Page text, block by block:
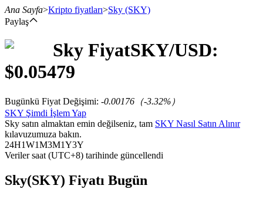
Vadeli İşlemler
USDT Vadeli İşlemleri
Ana Sayfa>Kripto fiyatları>Sky (SKY)
Paylaş
Sky FiyatSKY/USD:
$0.05479
Bugünkü Fiyat Değişimi: -0.00176 （-3.32%）
SKY Şimdi İşlem Yap
Sky satın almaktan emin değilseniz, tam SKY Nasıl Satın Alınır
kılavuzumuza bakın.
24H1W1M3M1Y3Y
Veriler saat (UTC+8) tarihinde güncellendi
Sky(SKY) Fiyatı Bugün